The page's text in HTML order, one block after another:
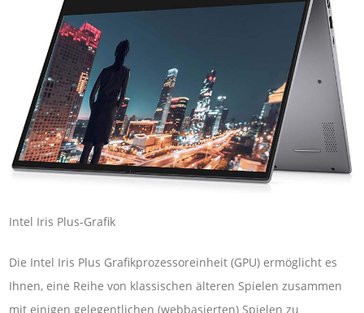
Intel Iris Plus-Grafik
Die Intel Iris Plus Grafikprozessoreinheit (GPU) ermöglicht es
Ihnen, eine Reihe von klassischen älteren Spielen zusammen
mit einigen gelegentlichen (webbasierten) Spielen zu